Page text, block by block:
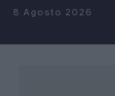
Salta al contenuto
8 Agosto 2026